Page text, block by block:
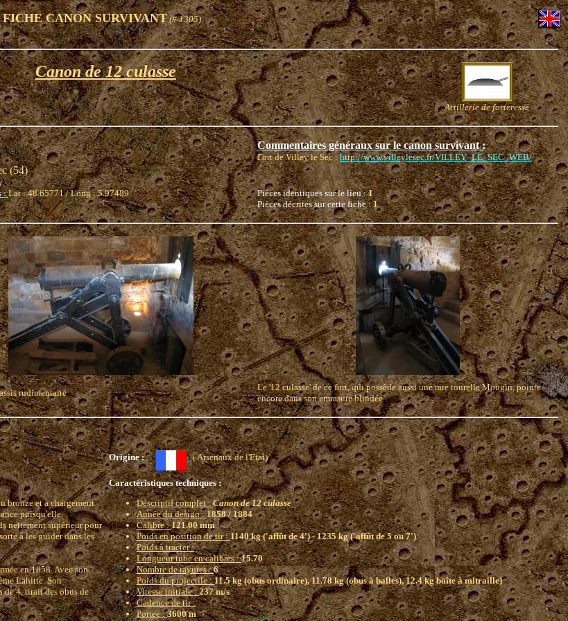
FICHE CANON SURVIVANT(# 1305)
Canon de 12 culasse
Artillerie de forteresse
(54)
:Lat : 48.65771 / Long : 5.97489
Commentaires généraux sur le canon survivant :
Fort de Villey le Sec :http://www.villeylesec.fr/VILLEY_LE_SEC_WEB/
Pièces identiques sur le lieu :1
Pièces décrites sur cette fiche :1
rudimentaire
Le '12 culasse' de ce fort, qui possède aussi une rare tourelle Mougin, pointe
encore dans son emrasure blindée
Origine : ( Arsenaux de l'Etat)
bronze et à chargement
puisqu'elle
nettement supérieur pour
à les guider dans les
en 1858. Avec son
Lahitte. Son
4, tirait des obus de
Caractéristiques techniques :
Descriptif complet :Canon de 12 culasse
Année du design :1858 / 1884
Calibre :121.00 mm
Poids en position de tir :1140 kg ('affût de 4') - 1235 kg ('affût de 5 ou 7')
Poids à tracter :
Longueur tube en calibres :15.70
Nombre de rayures :6
Poids du projectile :11.5 kg (obus ordinaire), 11.78 kg (obus à balles), 12.4 kg boîte à mitraille)
Vitesse initiale :237 m/s
Cadence de tir :
Portee :3600 m